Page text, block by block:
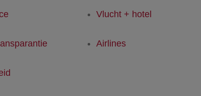
Vlucht + hotel
Airlines